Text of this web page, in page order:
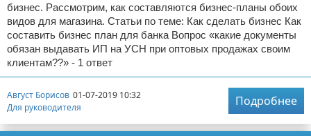
бизнес. Рассмотрим, как составляются бизнес-планы обоих
видов для магазина. Статьи по теме: Как сделать бизнес Как
составить бизнес план для банка Вопрос «какие документы
обязан выдавать ИП на УСН при оптовых продажах своим
клиентам??» - 1 ответ
Август Борисов 01-07-2019 10:32
Для руководителя
Подробнее